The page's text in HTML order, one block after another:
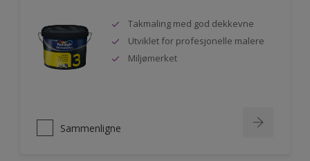
Takmaling med god dekkevne
Utviklet for profesjonelle malere
Miljømerket
Sammenligne